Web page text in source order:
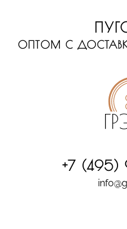
ОПТОМ С
+7